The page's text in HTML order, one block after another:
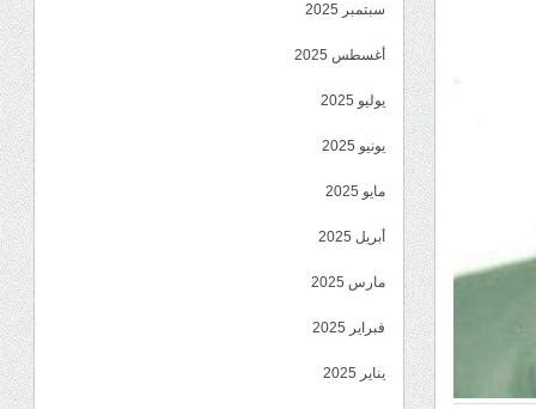
سبتمبر 2025
أغسطس 2025
يوليو 2025
يونيو 2025
مايو 2025
أبريل 2025
مارس 2025
فبراير 2025
يناير 2025